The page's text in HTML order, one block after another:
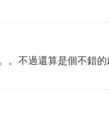
。不過還算是個不錯的